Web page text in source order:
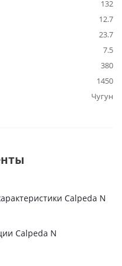
132
12.7
23.7
7.5
380
1450
Чугун
Calpeda N
Calpeda N